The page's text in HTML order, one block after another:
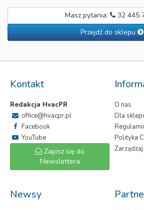
Masz pytania:
32 445
Przejdź do sklepu
Kontakt
Redakcja HvacPR
office@hvacpr.pl
Facebook
YouTube
Zapisz się do
Newslettera
O nas
Dla
Polityka
Newsy